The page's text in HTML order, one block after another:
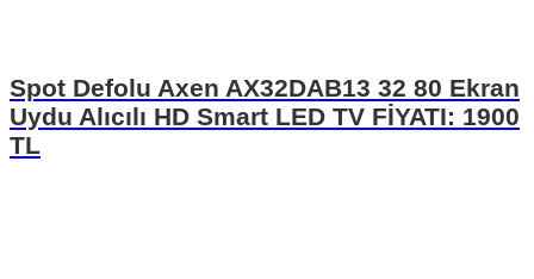
Spot Defolu Axen AX32DAB13 32 80 Ekran
Uydu Alıcılı HD Smart LED TV FİYATI: 1900
TL